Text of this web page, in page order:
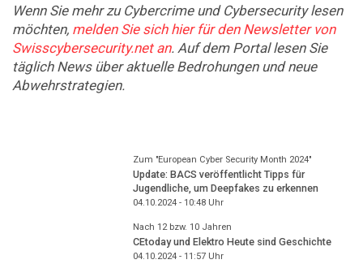
Wenn Sie mehr zu Cybercrime und Cybersecurity lesen
möchten, melden Sie sich hier für den Newsletter von
Swisscybersecurity.net an. Auf dem Portal lesen Sie
täglich News über aktuelle Bedrohungen und neue
Abwehrstrategien.
Zum "European Cyber Security Month 2024"
Update: BACS veröffentlicht Tipps für
Jugendliche, um Deepfakes zu erkennen
04.10.2024 - 10:48Uhr
Nach 12 bzw. 10 Jahren
CEtoday und Elektro Heute sind Geschichte
04.10.2024 - 11:57Uhr